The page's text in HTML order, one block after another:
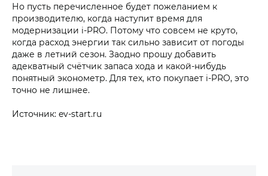
Но пусть перечисленное будет пожеланием к
производителю, когда наступит время для
модернизации i‑PRO. Потому что совсем не круто,
когда расход энергии так сильно зависит от погоды
даже в летний сезон. Заодно прошу добавить
адекватный счётчик запаса хода и какой-нибудь
понятный эконометр. Для тех, кто покупает i‑PRO, это
точно не лишнее.
Источник: ev-start.ru